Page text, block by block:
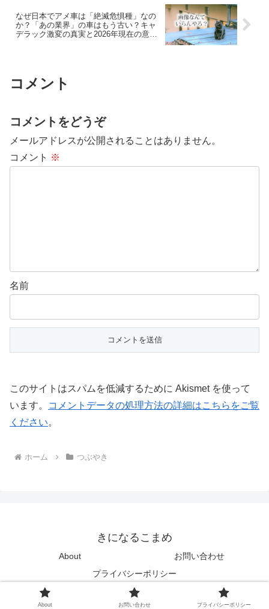
なぜ日本でアメ車は「絶滅危惧種」なの
か？「あの業界」の車はもう古い？キャ
デラック激変の真実と2026年現在の意外
コメント
コメントをどうぞ
メールアドレスが公開されることはありません。
コメント ※
名前
このサイトはスパムを低減するために Akismet を使って
います。
コメントデータの処理方法の詳細はこちらをご覧
ください。
ホーム つぶやき
きになるこまめ
About
お問い合わせ
プライバシーポリシー
© 2008-2026 きになるこまめ.
About お問い合わせ プライバシーポリシー